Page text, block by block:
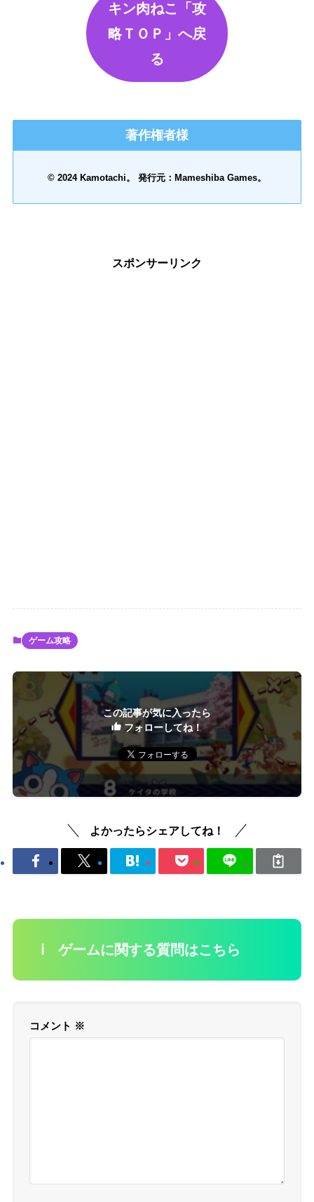
キン肉ねこ「攻
略ＴＯＰ」へ戻
る
著作権者様
© 2024 Kamotachi。 発行元：Mameshiba Games。
スポンサーリンク
ゲーム攻略
この記事が気に入ったら
フォローしてね！
よかったらシェアしてね！
ℹ️ ゲームに関する質問はこちら
コメント ※